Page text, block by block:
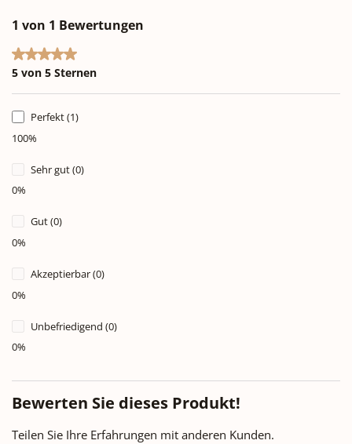
1 von 1 Bewertungen
Durchschnittliche Bewertung von 5 von 5 Sternen
5 von 5 Sternen
Perfekt (1)
100%
Sehr gut (0)
0%
Gut (0)
0%
Akzeptierbar (0)
0%
Unbefriedigend (0)
0%
Bewerten Sie dieses Produkt!
Teilen Sie Ihre Erfahrungen mit anderen Kunden.